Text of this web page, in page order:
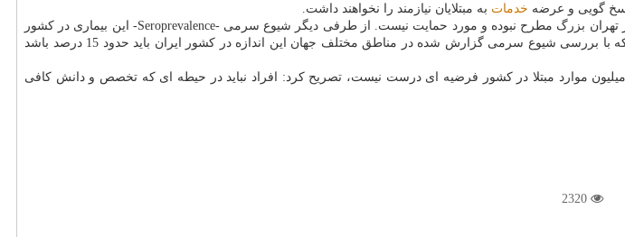
گویی و عرضه خدمات به مبتلایان نیازمند را نخواهند داشت.
سوری اذعان داشت: البته تا جایی که بنده اطلاع دارم چنین سیاستی هیچگاه و لااقل ستاد مقابله با کووید 19 در تهران بزرگ مطرح نبوده و مورد حمایت نیست. از طرفی دیگر شیوع سرمی -Seroprevalence- این بیماری در کشور
هم دقیقا معلوم نیست و گمانه زنی هایی که 25 میلیون نفر در کشور مبتلا شده اند هم مبنای علمی ندارد چونکه با بررسی شیوع سرمی گزارش شده در مناطق مختلف جهان این اندازه در کشور ایران باید حدود 15 درصد باشد
این اپیدمیولوژیست در خاتمه با اشاره به اینکه فرضیه میزان ابتلای بدون علامت 80 تا 85 درصدی و تعداد 25 میلیون موارد مبتلا در کشور فرضیه ای درست نیست، تصریح کرد: افراد نباید در حیطه ای که تخصص و دانش کافی